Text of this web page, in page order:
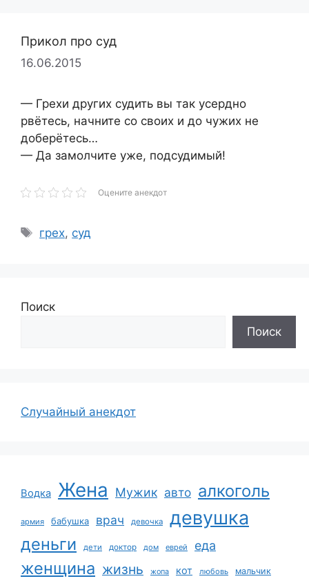
Прикол про суд
16.06.2015
— Грехи других судить вы так усердно
рвётесь, начните со своих и до чужих не
доберётесь…
— Да замолчите уже, подсудимый!
Оцените анекдот
Метки
грех, суд
Поиск
Поиск
Случайный анекдот
Водка Жена Мужик авто алкоголь
армия бабушка врач девочка девушка
деньги дети доктор дом еврей еда
женщина жизнь жопа кот любовь мальчик